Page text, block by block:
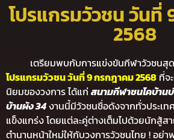
โปรแกรมวัวชน วันที่
2568
เตรียมพบกับการแข่งขันกีฬาวัวชนสุ
โปรแกรมวัวชน วันที่ 9 กรกฎาคม 2568 ที่จ
นิยมของวงการ ได้แก่ สนามกีฬาชนโคบ้าน
บ้านผัง 34งานนี้มีวัวชนชื่อดังจากทั่วประเท
แข็งแกร่ง โดยแต่ละคู่ต่างเต็มไปด้วยนักสู้
ตำนานหน้าใหม่ให้กับวงการวัวชนไทย ! อย่า